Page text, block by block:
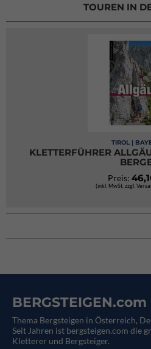
TOUREN IN
TIROL |
KLETTERFÜHRER
Preis:
(inkl. MwSt. zzgl.
BERGSTEIGEN.com
Thema Bergsteigen in Österreich,
Seit Jahren ist bergsteigen.com die
Kletterer und Bergsteiger.